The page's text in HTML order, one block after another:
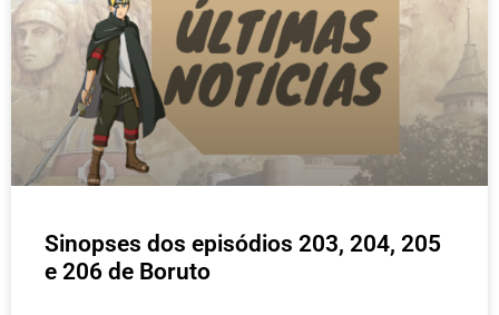
Sinopses dos episódios 203, 204, 205
e 206 de Boruto